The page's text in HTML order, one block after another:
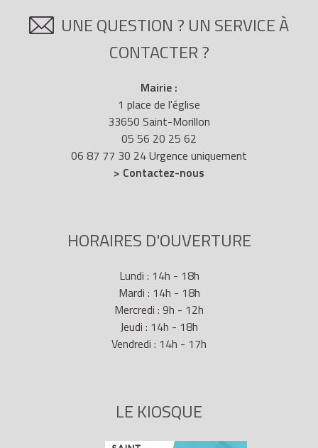
UNE QUESTION ? UN SERVICE À
CONTACTER ?
Mairie :
1 place de l'église
33650 Saint-Morillon
05 56 20 25 62
06 87 77 30 24 Urgence uniquement
> Contactez-nous
HORAIRES D'OUVERTURE
Lundi : 14h - 18h
Mardi : 14h - 18h
Mercredi : 9h - 12h
Jeudi : 14h - 18h
Vendredi : 14h - 17h
LE KIOSQUE